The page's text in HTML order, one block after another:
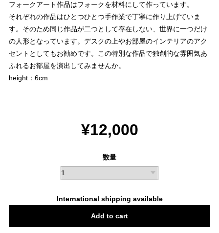
フォークアート作品はフォークを材料にして作っています。
それぞれの作品はひとつひとつ手作業で丁寧に作り上げていま
す。そのため同じ作品が二つとして存在しない、世界に一つだけ
の人形となっています。デスクの上やお部屋のインテリアのアク
セントとしてもお勧めです。この特別な作品で独創的な雰囲気あ
ふれるお部屋を演出してみませんか。
height：6cm
¥12,000
数量
International shipping available
Add to cart